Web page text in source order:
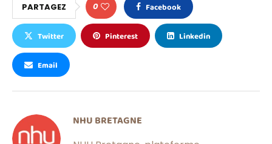
PARTAGEZ 0 Facebook
Twitter Pinterest Linkedin
Email
NHU BRETAGNE